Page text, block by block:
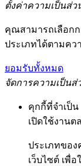
ตั้งค่าความเป็นส่ว
คุณสามารถเลือก
ประเภทได้ตามคว
ยอมรับทั้งหมด
จัดการความเป็นส่
คุกกี้ที่จำเป็น
เปิดใช้งานต
ประเภทขอ
เว็บไซต์ เพื่